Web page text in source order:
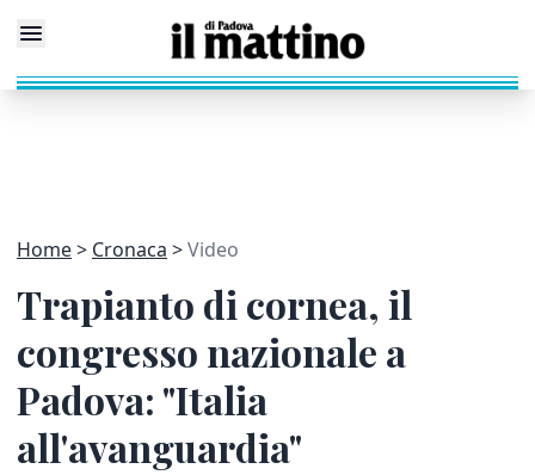
Home Cronaca Video
Trapianto di cornea, il
congresso nazionale a
Padova: "Italia
all'avanguardia"